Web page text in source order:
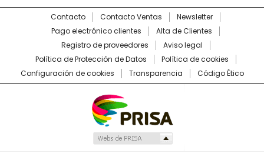
Contacto Contacto Ventas
Newsletter
Pago electrónico clientes
Alta de Clientes
Registro de proveedores
Aviso legal
Política de Protección de Datos
Política de cookies
Configuración de cookies
Transparencia Código Ético